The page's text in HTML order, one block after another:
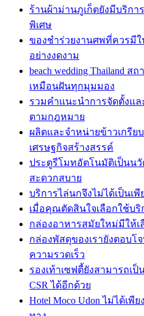
ร้านผ้าม่านภูเก็ตยังมีบริก
พิเศษ
ของชำร่วยงานศพที่ควรมี
อย่างงดงาม
beach wedding Thailand
เหมือนฝันทุกมุมมอง
รวมคำแนะนำการจัดตั้งแ
ตามกฎหมาย
ผลิตและจำหน่ายข้าวเกรี
เศรษฐกิจสร้างสรรค์
ประตูรีโมทอัตโนมัติเป็นน
สะดวกสบาย
บริการไล่นกจึงไม่ได้เป็นเพี
เมื่อคุณตัดสินใจเลือกใช้บ
กล่องอาหารสมัยใหม่มีให้
กล่องพัสดุของเรายังตอบโ
ความรวดเร็ว
รองเท้าเซฟตี้ยังสามารถเ
CSR ได้อีกด้วย
Hotel Moco Udon ไม่ได้เ